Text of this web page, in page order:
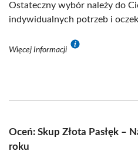
Ostateczny wybór należy do
indywidualnych potrzeb i
Więcej Informacji
Oceń: Skup Złota Pasłęk –
roku